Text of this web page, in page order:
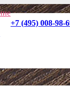
+7 (495) 008-98-